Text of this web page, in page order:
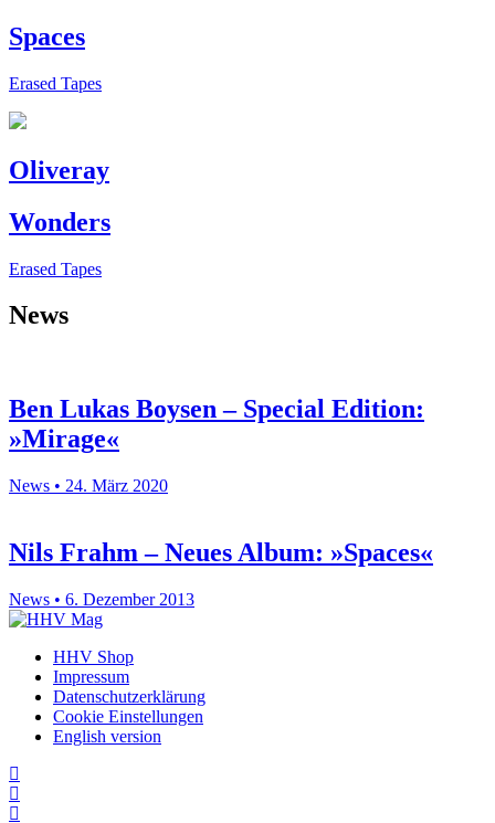
Spaces
Erased Tapes
Oliveray
Wonders
Erased Tapes
News
Ben Lukas Boysen – Special Edition:
»Mirage«
News • 24. März 2020
Nils Frahm – Neues Album: »Spaces«
News • 6. Dezember 2013
HHV Shop
Impressum
Datenschutzerklärung
Cookie Einstellungen
English version